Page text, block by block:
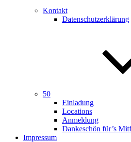
Kontakt
Datenschutzerklärung
50
Einladung
Locations
Anmeldung
Dankeschön für’s
Impressum